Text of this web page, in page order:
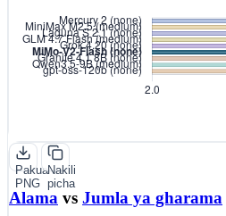
Pakua
PNG
Nakili
picha
Alama vs Jumla ya gharama